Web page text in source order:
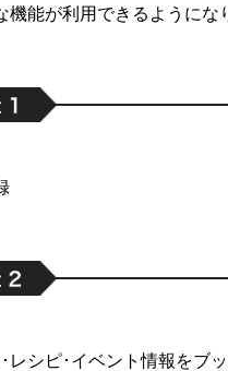
機能が利用できるようにな
シピ･イベント情報をブ